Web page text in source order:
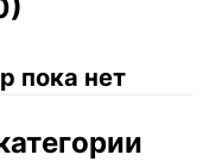
пока нет